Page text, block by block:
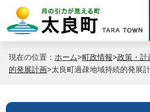
現在の位置： ホーム>町政情報>政策・計
的発展計画>太良町過疎地域持続的発展